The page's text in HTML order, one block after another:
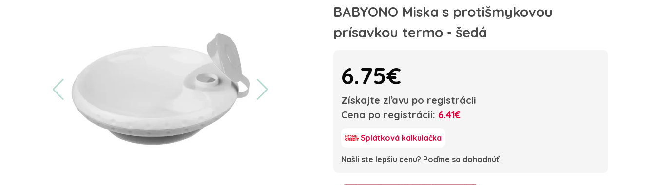
BABYONO Miska s protišmykovou
prísavkou termo - šedá
6.75€
Získajte zľavu po registrácii
Cena po registrácii: 6.41€
Splátková kalkulačka
Našli ste lepšiu cenu? Poďme sa dohodnúť